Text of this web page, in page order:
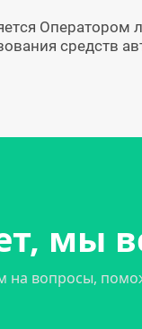
средств
мы
на вопросы,